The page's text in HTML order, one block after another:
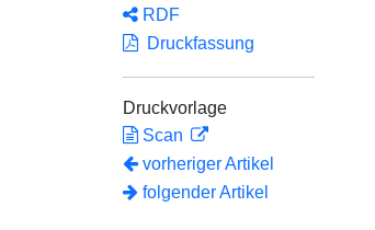
RDF
Druckfassung
Druckvorlage
Scan
vorheriger Artikel
folgender Artikel